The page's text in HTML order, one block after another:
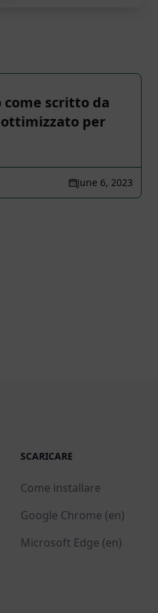
come scritto da
per
June 6, 2023
SCARICARE
Come installare
Google Chrome (en)
Microsoft Edge (en)